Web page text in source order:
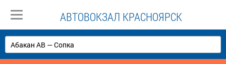
АВТОВОКЗАЛ КРАСНОЯРСК